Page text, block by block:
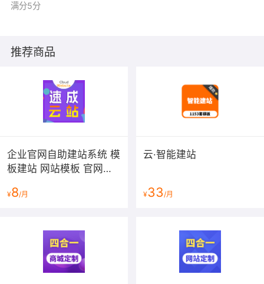
满分5分
推荐商品
企业官网自助建站系统 模
板建站 网站模板 官网设
¥8/月
云·智能建站
¥33/月